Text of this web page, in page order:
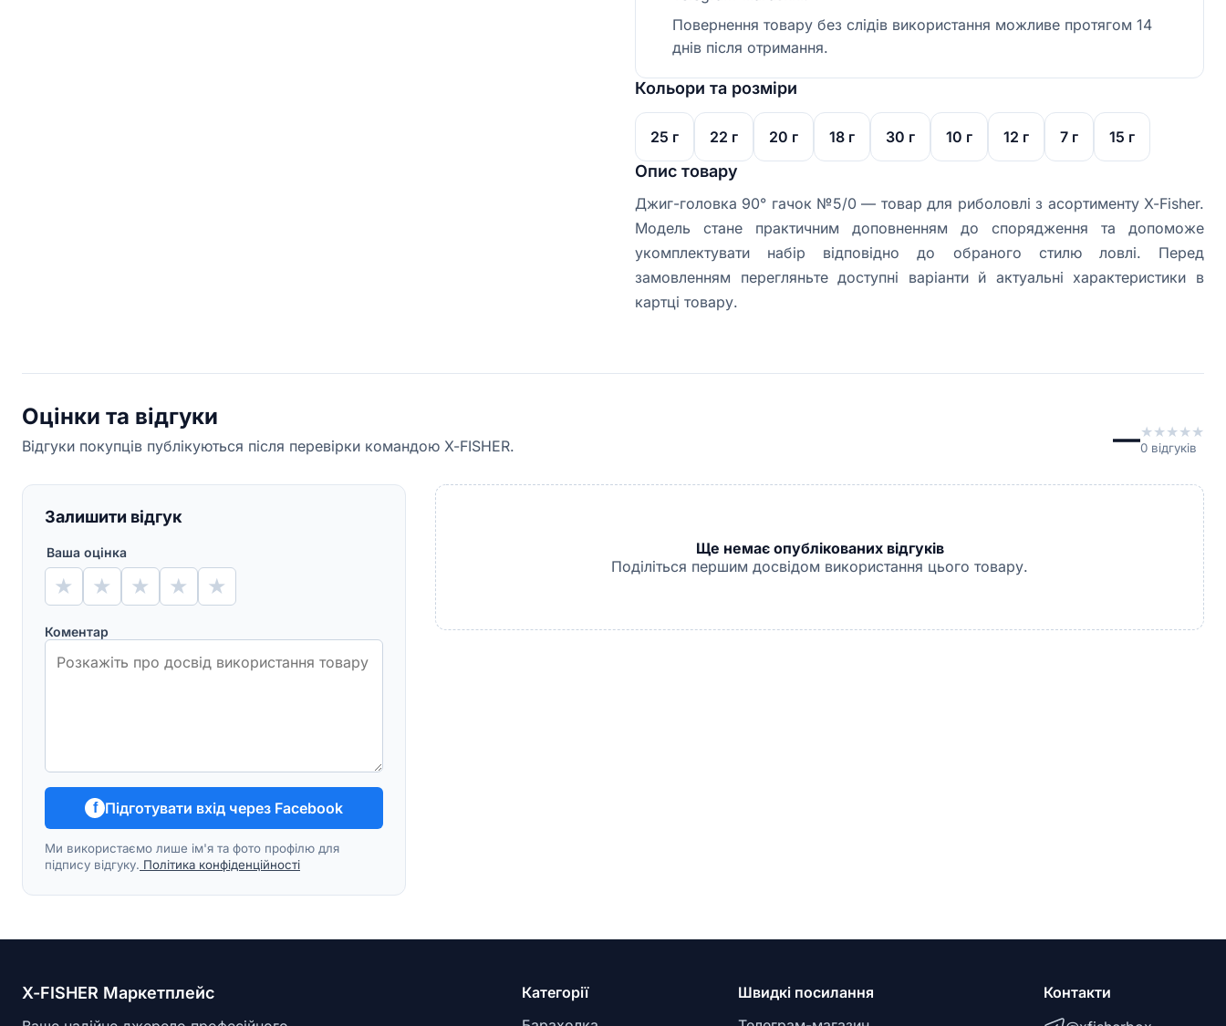
Повернення товару без слідів використання можливе протягом 14
днів після отримання.
Кольори та розміри
25 г 22 г 20 г 18 г 30 г 10 г 12 г 7 г 15 г
Опис товару
Джиг-головка 90° гачок №5/0 — товар для риболовлі з асортименту X-Fisher.
Модель стане практичним доповненням до спорядження та допоможе
укомплектувати набір відповідно до обраного стилю ловлі. Перед
замовленням перегляньте доступні варіанти й актуальні характеристики в
картці товару.
Оцінки та відгуки
Відгуки покупців публікуються після перевірки командою X-FISHER. —★★★★★
0 відгуків
Залишити відгук
Ваша оцінка
★ ★ ★ ★ ★
Коментар
f Підготувати вхід через Facebook
Ми використаємо лише ім'я та фото профілю для
підпису відгуку. Політика конфіденційності
Ще немає опублікованих відгуків
Поділіться першим досвідом використання цього товару.
X-FISHER Маркетплейс
Категорії
Швидкі посилання
Контакти